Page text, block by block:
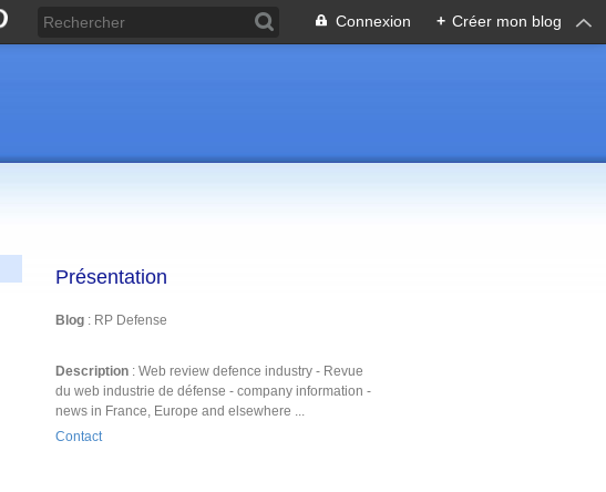
Connexion + Créer mon blog
Présentation
Blog : RP Defense
Description : Web review defence industry - Revue
du web industrie de défense - company information -
news in France, Europe and elsewhere ...
Contact